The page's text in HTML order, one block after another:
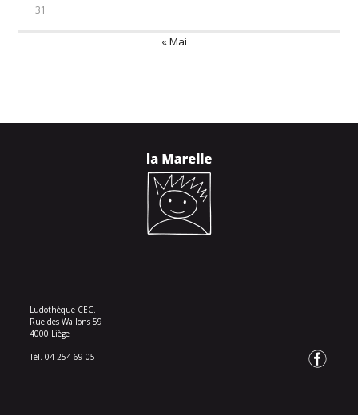
31
« Mai
Ludothèque CEC.
Rue des Wallons 59
4000 Liège
Tél. 04 254 69 05